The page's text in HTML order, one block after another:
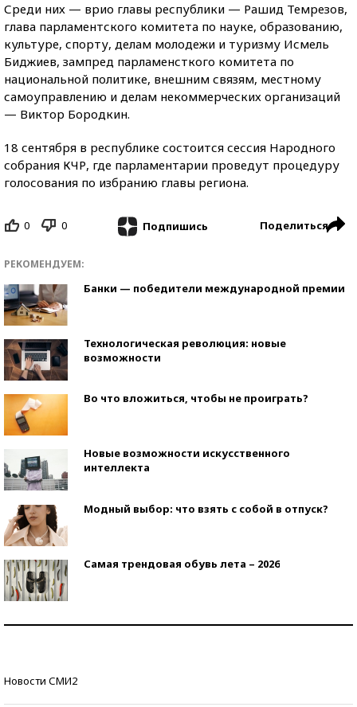
Среди них — врио главы республики — Рашид Темрезов,
глава парламентского комитета по науке, образованию,
культуре, спорту, делам молодежи и туризму Исмель
Биджиев, зампред парламенсткого комитета по
национальной политике, внешним связям, местному
самоуправлению и делам некоммерческих организаций
— Виктор Бородкин.
18 сентября в республике состоится сессия Народного
собрания КЧР, где парламентарии проведут процедуру
голосования по избранию главы региона.
0 0 Подпишись Поделиться
РЕКОМЕНДУЕМ:
Банки — победители международной премии
Технологическая революция: новые
возможности
Во что вложиться, чтобы не проиграть?
Новые возможности искусственного
интеллекта
Модный выбор: что взять с собой в отпуск?
Самая трендовая обувь лета – 2026
Новости СМИ2